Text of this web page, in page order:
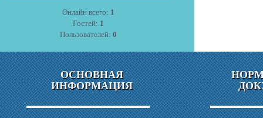
Онлайн всего: 1
Гостей: 1
Пользователей: 0
ОСНОВНАЯ
ИНФОРМАЦИЯ